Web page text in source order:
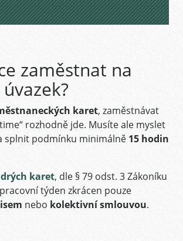
zaměstnat na
karet, zaměstnávat
rozhodně jde. Musíte ale myslet
splnit podmínku minimálně 15 hodin
karet, dle § 79 odst. 3 Zákoníku
týden zkrácen pouze
nebo kolektivní smlouvou.